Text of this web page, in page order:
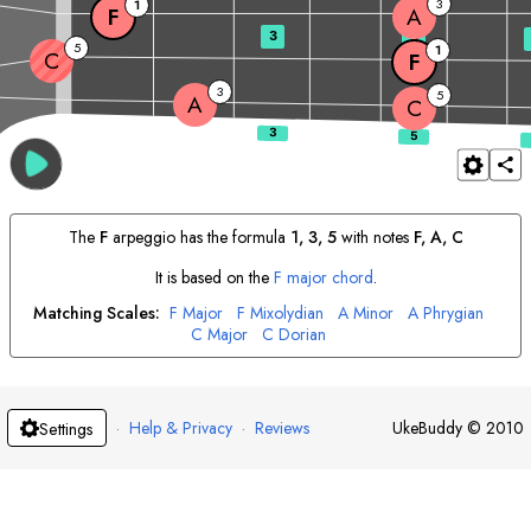
A 3
C 5
C 5 F 1
F 1 A
3 5
The Farpeggio has the formula 1, 3, 5with notes F, A, C
It is based on the F major chord.
Matching Scales: F Major F Mixolydian A Minor A Phrygian
C Major C Dorian
Settings · Help & Privacy · Reviews UkeBuddy © 2010